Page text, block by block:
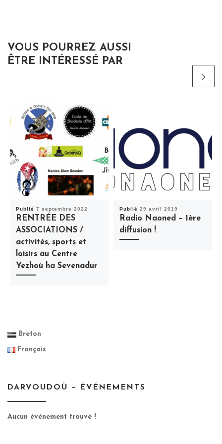
VOUS POURREZ AUSSI
ÊTRE INTÉRESSÉ PAR
Publié 7 septembre 2022
RENTRÉE DES
ASSOCIATIONS /
activités, sports et
loisirs au Centre
Yezhoù ha Sevenadur
Publié 29 avril 2019
Radio Naoned – 1ère
diffusion !
Breton
Français
DARVOUDOÙ – ÉVÉNEMENTS
Aucun événement trouvé !